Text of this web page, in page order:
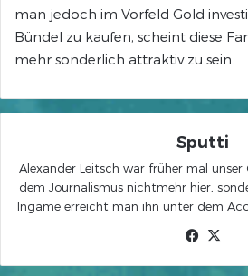
man jedoch im Vorfeld Gold
Bündel zu kaufen, scheint diese
mehr sonderlich attraktiv zu sein.
Sputti
Alexander Leitsch war früher mal unser
dem Journalismus nichtmehr hier,
Ingame erreicht man ihn unter dem